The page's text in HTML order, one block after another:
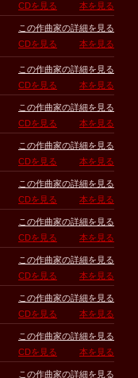
CDを見る
本を見る
この作曲家の詳細を見る
CDを見る
本を見る
この作曲家の詳細を見る
CDを見る
本を見る
この作曲家の詳細を見る
CDを見る
本を見る
この作曲家の詳細を見る
CDを見る
本を見る
この作曲家の詳細を見る
CDを見る
本を見る
この作曲家の詳細を見る
CDを見る
本を見る
この作曲家の詳細を見る
CDを見る
本を見る
この作曲家の詳細を見る
CDを見る
本を見る
この作曲家の詳細を見る
CDを見る
本を見る
この作曲家の詳細を見る